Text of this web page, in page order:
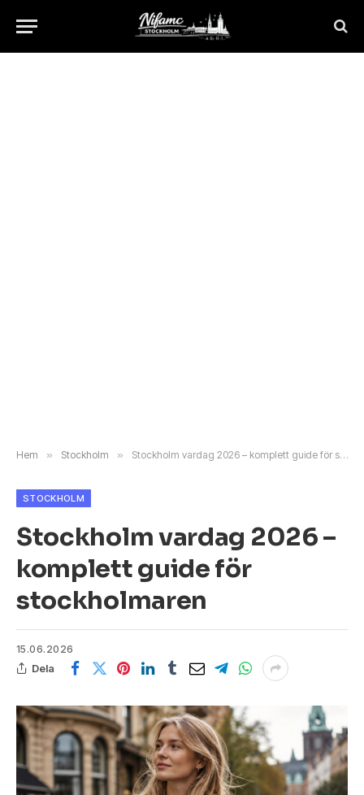
Hem » Stockholm » Stockholm vardag 2026 – komplett guide för stockholmaren
STOCKHOLM
Stockholm vardag 2026 –
komplett guide för
stockholmaren
15.06.2026
Dela